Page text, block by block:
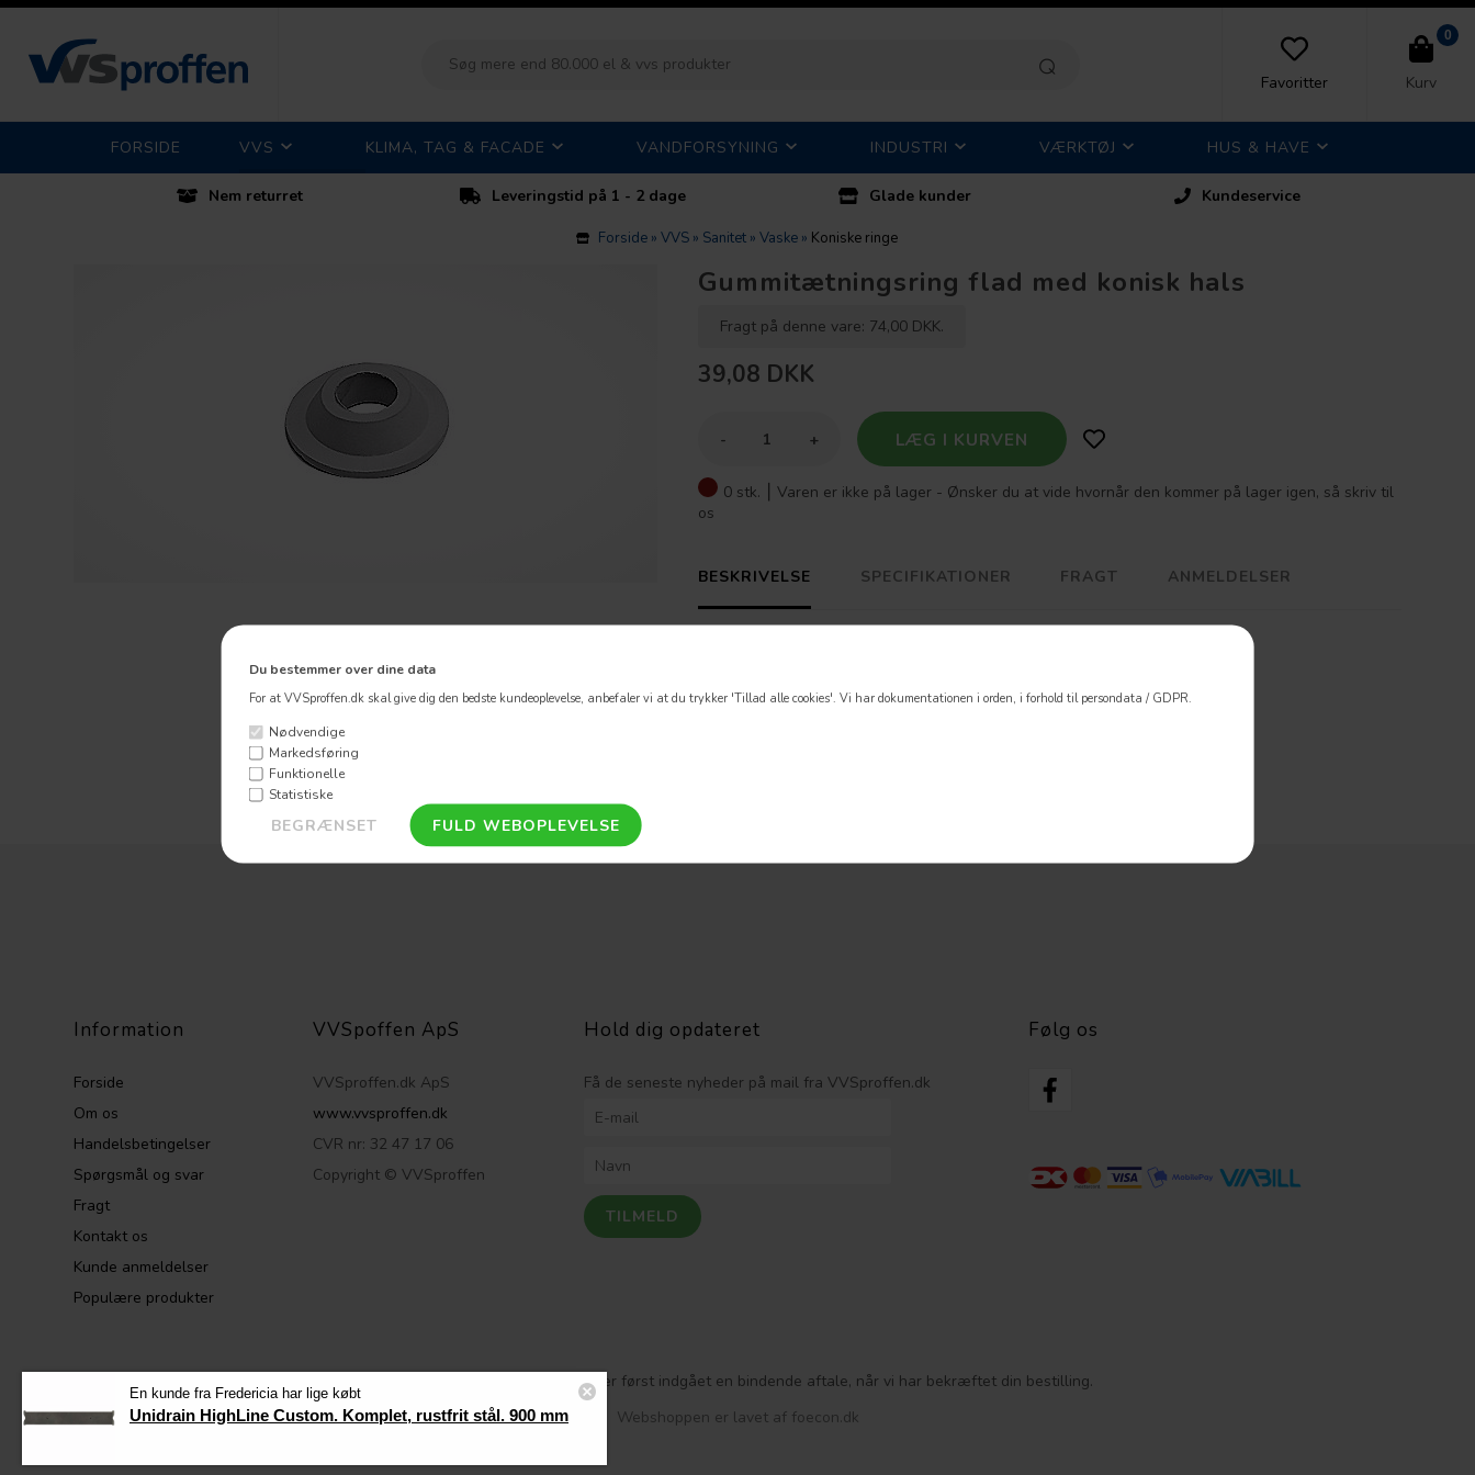
Du bestemmer over dine data
For at VVSproffen.dk skal give dig den bedste kundeoplevelse, anbefaler vi at du trykker 'Tillad alle cookies'. Vi har dokumentationen i orden, i forhold til persondata / GDPR.
Nødvendige
Markedsføring
Funktionelle
Statistiske
Favoritter
0
Kurv
FORSIDE VVS KLIMA, TAG & FACADE VANDFORSYNING INDUSTRI VÆRKTØJ HUS & HAVE
Nem returret Leveringstid på 1 - 2 dage Glade kunder Kundeservice
Forside »VVS » Sanitet »Vaske » Koniske ringe
Gummitætningsring flad med konisk hals
Fragt på denne vare: 74,00 DKK.
39,08 DKK
- +
0 stk. ⎮ Varen er ikke på lager - Ønsker du at vide hvornår den kommer på lager igen, så skriv til
os
BESKRIVELSE SPECIFIKATIONER FRAGT ANMELDELSER
Information
Forside
Om os
Handelsbetingelser
Spørgsmål og svar
Fragt
Kontakt os
Kunde anmeldelser
Populære produkter
VVSpoffen ApS
VVSproffen.dk ApS
www.vvsproffen.dk
CVR nr: 32 47 17 06
Copyright © VVSproffen
Hold dig opdateret
Få de seneste nyheder på mail fra VVSproffen.dk
Følg os
VVSproffen.dk © Bemærk! Der er først indgået en bindende aftale, når vi har bekræftet din bestilling.
Webshoppen er lavet af foecon.dk
En kunde fra Fredericia har lige købt
Unidrain HighLine Custom. Komplet, rustfrit stål. 900 mm